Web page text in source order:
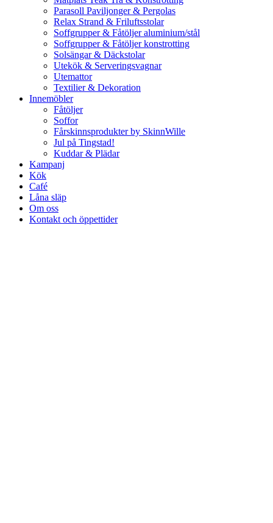
Parasoll Paviljonger & Pergolas
Relax Strand & Friluftsstolar
Soffgrupper & Fåtöljer aluminium/stål
Soffgrupper & Fåtöljer konstrotting
Solsängar & Däckstolar
Utekök & Serveringsvagnar
Utemattor
Textilier & Dekoration
Innemöbler
Fåtöljer
Soffor
Fårskinnsprodukter by SkinnWille
Jul på Tingstad!
Kuddar & Plädar
Kampanj
Kök
Café
Låna släp
Om oss
Kontakt och öppettider